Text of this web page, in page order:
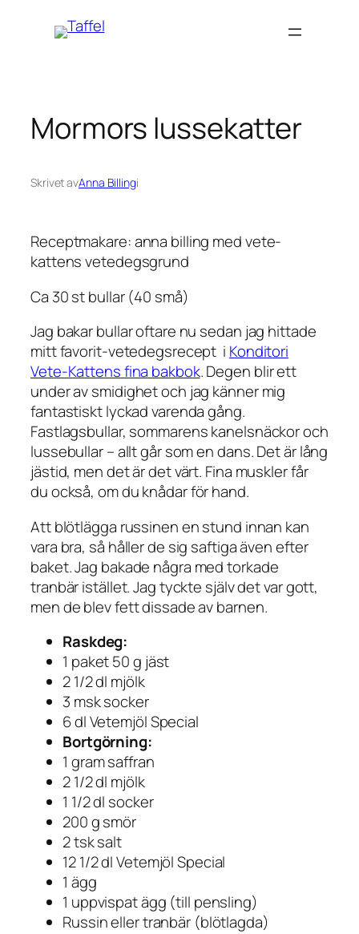
Mormors lussekatter
Skrivet avAnna Billingi
Receptmakare: anna billing med vete-
kattens vetedegsgrund
Ca 30 st bullar (40 små)
Jag bakar bullar oftare nu sedan jag hittade
mitt favorit-vetedegsrecept i Konditori
Vete-Kattens fina bakbok. Degen blir ett
under av smidighet och jag känner mig
fantastiskt lyckad varenda gång.
Fastlagsbullar, sommarens kanelsnäckor och
lussebullar – allt går som en dans. Det är lång
jästid, men det är det värt. Fina muskler får
du också, om du knådar för hand.
Att blötlägga russinen en stund innan kan
vara bra, så håller de sig saftiga även efter
baket. Jag bakade några med torkade
tranbär istället. Jag tyckte själv det var gott,
men de blev fett dissade av barnen.
Raskdeg:
1 paket 50 g jäst
2 1/2 dl mjölk
3 msk socker
6 dl Vetemjöl Special
Bortgörning:
1 gram saffran
2 1/2 dl mjölk
1 1/2 dl socker
200 g smör
2 tsk salt
12 1/2 dl Vetemjöl Special
1 ägg
1 uppvispat ägg (till pensling)
Russin eller tranbär (blötlagda)